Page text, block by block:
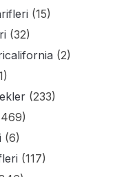
(15)
(32)
(2)
(233)
(6)
(117)